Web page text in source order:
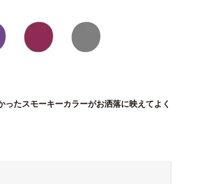
たスモーキーカラーがお洒落に映えてよく